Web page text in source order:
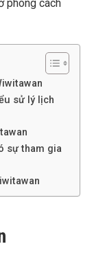
phong cách
sử lý lịch
sự tham gia